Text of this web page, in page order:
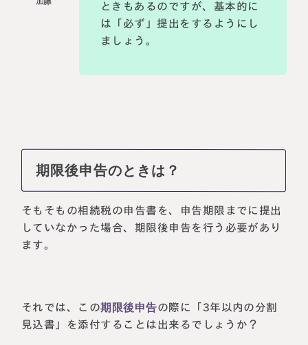
ときもあるのですが、基本的に
は「必ず」提出をするようにし
ましょう。
期限後申告のときは？
そもそもの相続税の申告書を、申告期限までに提出
していなかった場合、期限後申告を行う必要があり
ます。
それでは、この期限後申告の際に「3年以内の分割
見込書」を添付することは出来るでしょうか？